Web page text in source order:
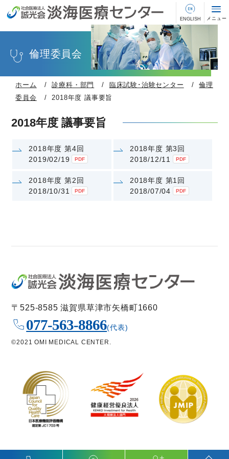
倫理委員会
ホーム 診療科・部門 臨床試験･治験センター
倫理
委員会
2018年度 議事要旨
2018年度 議事要旨
2018年度 第4回
2019/02/19
2018年度 第3回
2018/12/11
2018年度 第2回
2018/10/31
2018年度 第1回
2018/07/04
〒525-8585 滋賀県草津市矢橋町1660
077-563-8866(代表)
©2021 OMI MEDICAL CENTER.